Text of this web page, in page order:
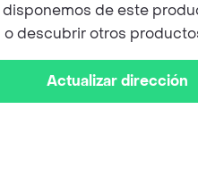
de este
descubrir otros
Actualizar dirección